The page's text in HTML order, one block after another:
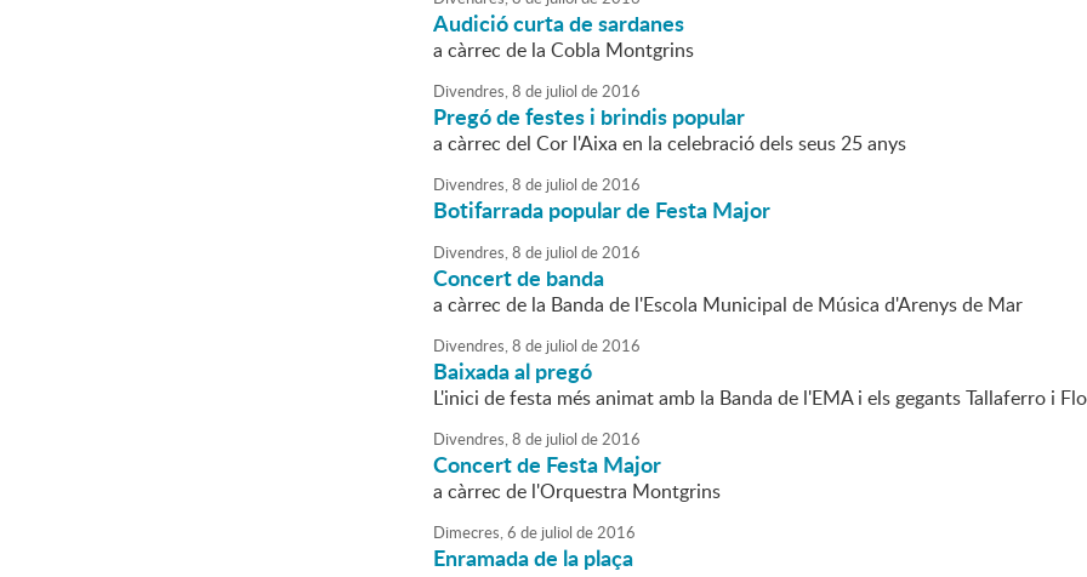
Audició curta de sardanes
a càrrec de la Cobla Montgrins
Divendres,8 de juliol de2016
Pregó de festes i brindis popular
a càrrec del Cor l'Aixa en la celebració dels seus 25 anys
Divendres,8 de juliol de2016
Botifarrada popular de Festa Major
Divendres,8 de juliol de2016
Concert de banda
a càrrec de la Banda de l'Escola Municipal de Música d'Arenys de Mar
Divendres,8 de juliol de2016
Baixada al pregó
L'inici de festa més animat amb la Banda de l'EMA i els gegants Tallaferro i
Divendres,8 de juliol de2016
Concert de Festa Major
a càrrec de l'Orquestra Montgrins
Dimecres,6 de juliol de2016
Enramada de la plaça